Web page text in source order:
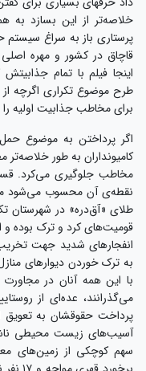
خلاصه‌تر از این بسازد به
پرستاری باز به سراغ سیستم
قاچاق در کشور و مهره‌
اینجا فیلم با تمام
طرح موضوع تکراری اگرچه
برای مخاطب جذابیت اولیه را
اگر پرداختن به موضوع
کامیونداران به طور
مخاطب جلوگیری می‌کرد.
نقطه‌ی آن محسوب می‌شود
طلای «آق‌دره» در شهرستان
قومیت‌های کرد و ترک بوده و
انفجارهای شدید جهت
به ترک خوردن دیوارهای
با این همه آنان در
می‌گذرانند، عده‌ای از
پرداخت حقوقشان به تعویق
آسیب‌های زیست محیطی
سهم کوچکی از زمین‌های